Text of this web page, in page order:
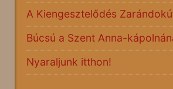
A Kiengesztelődés
Búcsú a Szent Anna-
Nyaraljunk itthon!